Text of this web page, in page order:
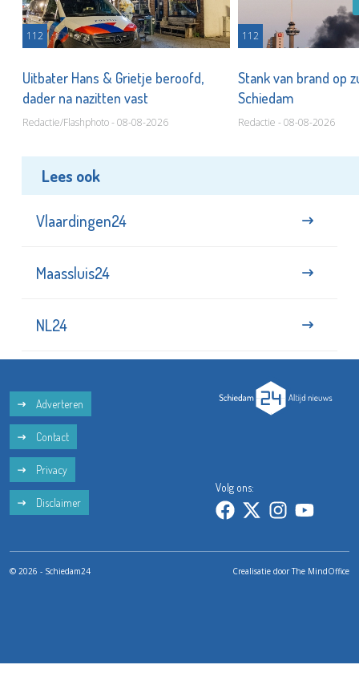
112
Uitbater Hans & Grietje beroofd,
dader na nazitten vast
Redactie/Flashphoto - 08-08-2026
112
Stank van brand op
Schiedam
Redactie - 08-08-2026
Lees ook
Vlaardingen24
Maassluis24
NL24
Adverteren
Contact
Privacy
Disclaimer
Volg ons:
© 2026 - Schiedam24 Crealisatie doorThe MindOffice